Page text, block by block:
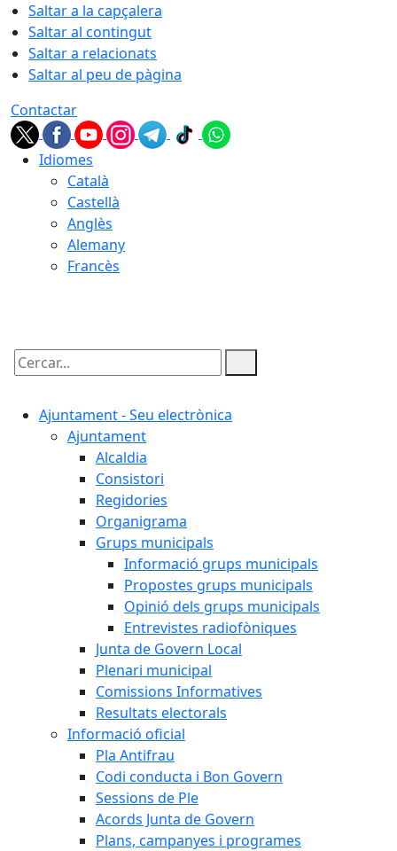
Saltar a la capçalera
Saltar al contingut
Saltar a relacionats
Saltar al peu de pàgina
Contactar
Idiomes
Català
Castellà
Anglès
Alemany
Francès
Cercar:
Ajuntament - Seu electrònica
Ajuntament
Alcaldia
Consistori
Regidories
Organigrama
Grups municipals
Informació grups municipals
Propostes grups municipals
Opinió dels grups municipals
Entrevistes radiofòniques
Junta de Govern Local
Plenari municipal
Comissions Informatives
Resultats electorals
Informació oficial
Pla Antifrau
Codi conducta i Bon Govern
Sessions de Ple
Acords Junta de Govern
Plans, campanyes i programes